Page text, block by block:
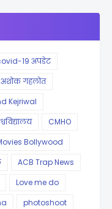
19 अपडेट
अशोक गहलोत
Kejriwal
CMHO
Bollywood
ACB Trap News
Love me do
photoshoot